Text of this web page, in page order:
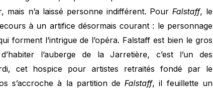
mais n’a laissé personne indifférent. Pour Falstaff, le
à un artifice désormais courant : le personnage
forment l’intrigue de l’opéra. Falstaff est bien le gros
l’auberge de la Jarretière, c’est l’un des
cet hospice pour artistes retraités fondé par le
s’accroche à la partition deFalstaff, il feuillette un